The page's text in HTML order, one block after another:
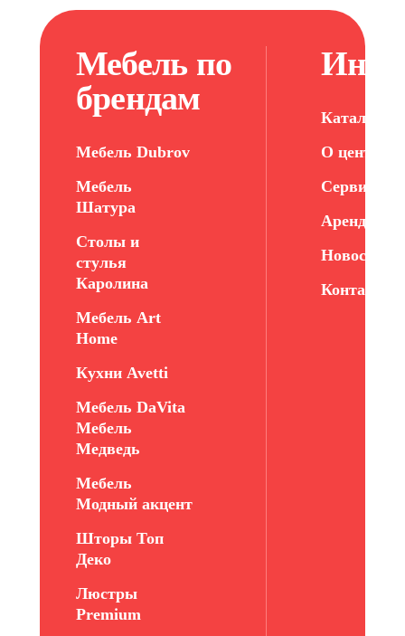
Мебель по
брендам
Мебель Dubrov
Мебель
Шатура
Столы и
стулья
Каролина
Мебель Art
Home
Кухни Avetti
Мебель DaVita
Мебель
Медведь
Мебель
Модный акцент
Шторы Топ
Деко
Люстры
Premium
Каталог
О центре
Сервис
Новости
Контакты